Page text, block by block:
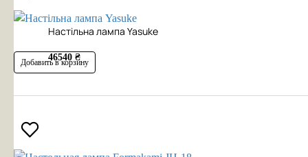
Настільна лампа Yasuke
46540 ₴
Добавить в корзину